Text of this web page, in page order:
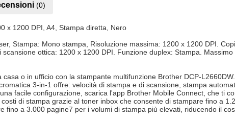
(0)
x 1200 DPI, A4, Stampa diretta, Nero
Stampa: Mono stampa, Risoluzione massima: 1200 x 1200 DPI.
ottica: 1200 x 1200 DPI. Funzione duplex: Stampa.
o in ufficio con la stampante multifunzione Brother DCP-
3-in-1 offre: velocità di stampa e di scansione, stampa
facile configurazione, scarica l'app Brother Mobile Connect, che ti
di stampa grazie al toner inbox che consente di stampare fino a
fino a 3.000 pagine7 per i volumi di stampa più elevati, riducendo il